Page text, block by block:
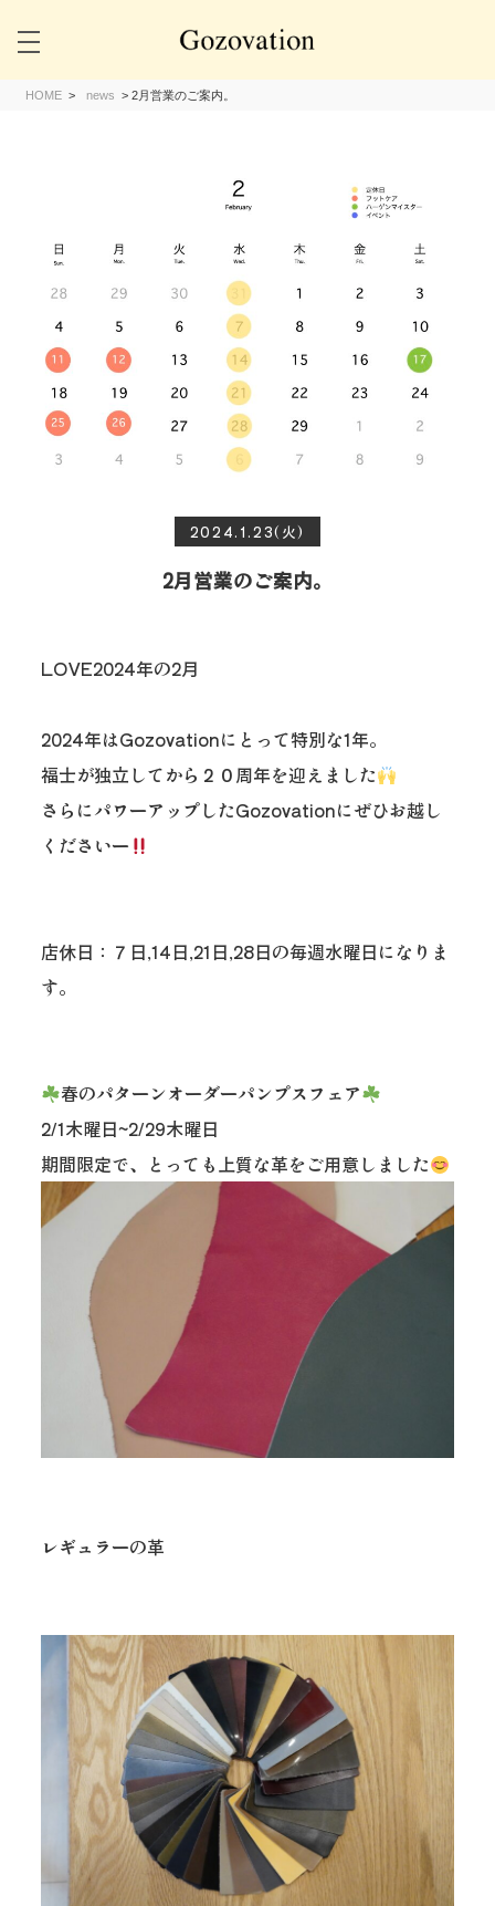
HOME > news > 2月営業のご案内。
2024.1.23(火)
2月営業のご案内。
LOVE2024年の2月
2024年はGozovationにとって特別な1年。
福士が独立してから２０周年を迎えました
さらにパワーアップしたGozovationにぜひお越し
くださいー
店休日：７日,14日,21日,28日の毎週水曜日になりま
す。
春のパターンオーダーパンプスフェア
2/1木曜日~2/29木曜日
期間限定で、とっても上質な革をご用意しました
レギュラーの革